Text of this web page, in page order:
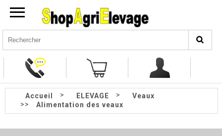
Accueil > ELEVAGE >
Veaux
>>
Alimentation des veaux